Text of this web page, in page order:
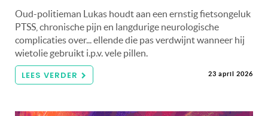
Oud-politieman Lukas houdt aan een ernstig fietsongeluk
PTSS, chronische pijn en langdurige neurologische
complicaties over... ellende die pas verdwijnt wanneer hij
wietolie gebruikt i.p.v. vele pillen.
LEES VERDER 23 april 2026